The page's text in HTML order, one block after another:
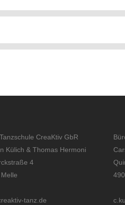
CreaKtiv GbR
Külich & Thomas Hermoni
4
tanz.de